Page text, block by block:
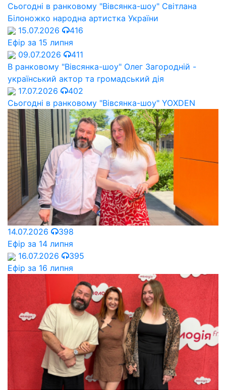
Сьогодні в ранковому "Вівсянка-шоу" Cвітлана
Білоножко народна артистка України
15.07.2026
416
Ефір за 15 липня
09.07.2026
411
В ранковому "Вівсянка-шоу" Олег Загородній -
український актор та громадський дія
17.07.2026
402
Сьогодні в ранковому "Вівсянка-шоу" YOXDEN
14.07.2026
398
Ефір за 14 липня
16.07.2026
395
Ефір за 16 липня